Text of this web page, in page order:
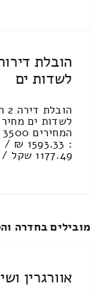
לשדות ים
1177.49 שקל / זמן נסיעה בין ערים 1 שעות [...]
מובילים בחדרה
אוורגרין